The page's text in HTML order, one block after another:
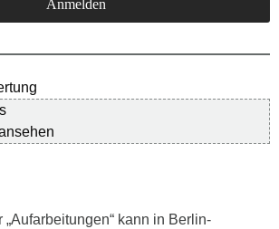
kann in Berlin-